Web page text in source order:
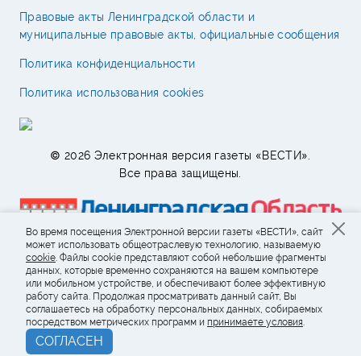
Правовые акты Ленинградской области и
муниципальные правовые акты, официальные сообщения
Политика конфиденциальности
Политика использования cookies
© 2026 Электронная версия газеты «ВЕСТИ».
Все права защищены.
Во время посещения Электронной версии газеты «ВЕСТИ», сайт
может использовать общеотраслевую технологию, называемую
cookie. Файлы cookie представляют собой небольшие фрагменты
данных, которые временно сохраняются на вашем компьютере
или мобильном устройстве, и обеспечивают более эффективную
работу сайта. Продолжая просматривать данный сайт, Вы
соглашаетесь на обработку персональных данных, собираемых
посредством метрических программ и принимаете условия.
СОГЛАСЕН